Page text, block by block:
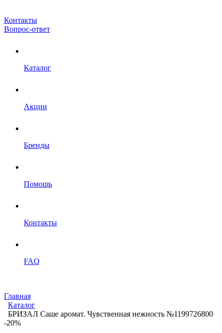
Контакты
Вопрос-ответ
Каталог
Акции
Бренды
Помощь
Контакты
FAQ
Главная
Каталог
БРИЗАЛ Саше аромат. Чувственная нежность №1199726800
-20%